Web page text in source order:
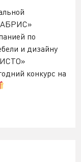
по
и дизайну
конкурс на